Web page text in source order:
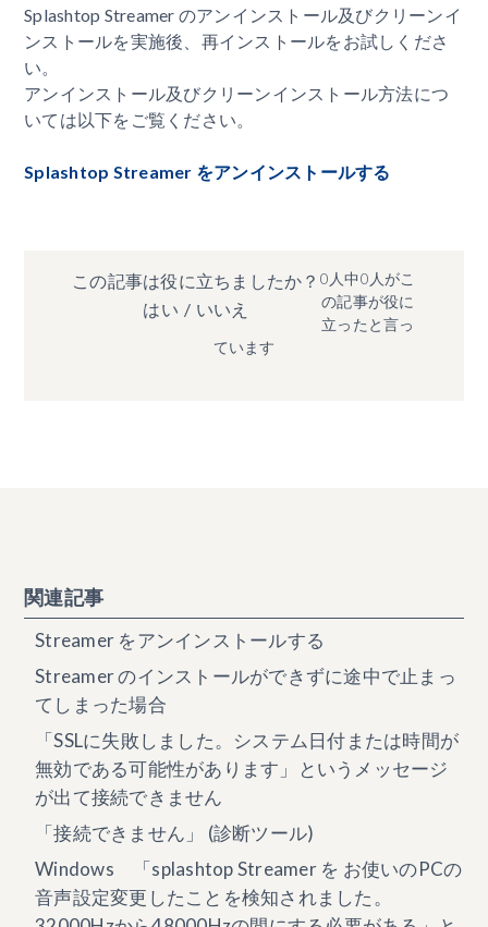
Splashtop Streamer のアンインストール及びクリーンイ
ンストールを実施後、再インストールをお試しくださ
い。
アンインストール及びクリーンインストール方法につ
いては以下をご覧ください。
Splashtop Streamer をアンインストールする
この記事は役に立ちましたか？
はい / いいえ
0人中0人がこ
の記事が役に
立ったと言っ
ています
関連記事
Streamer をアンインストールする
Streamer のインストールができずに途中で止まっ
てしまった場合
「SSLに失敗しました。システム日付または時間が
無効である可能性があります」というメッセージ
が出て接続できません
「接続できません」 (診断ツール)
Windows 「splashtop Streamer を お使いのPCの
音声設定変更したことを検知されました。